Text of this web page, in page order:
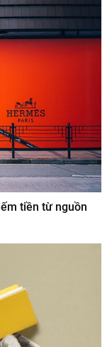
tiền từ nguồn